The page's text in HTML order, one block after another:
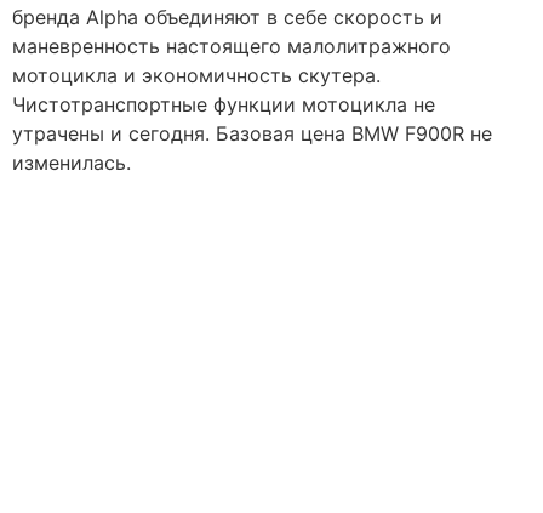
бренда Alpha объединяют в себе скорость и
маневренность настоящего малолитражного
мотоцикла и экономичность скутера.
Чистотранспортные функции мотоцикла не
утрачены и сегодня. Базовая цена BMW F900R не
изменилась.